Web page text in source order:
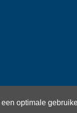
optimale